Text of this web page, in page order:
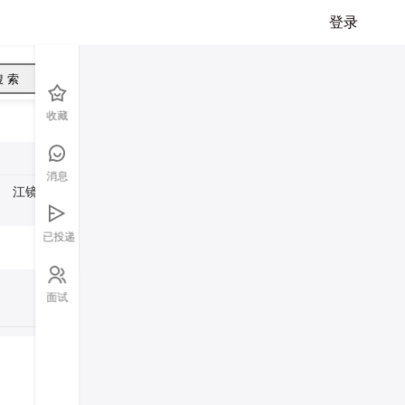
登录
索
江镜镇